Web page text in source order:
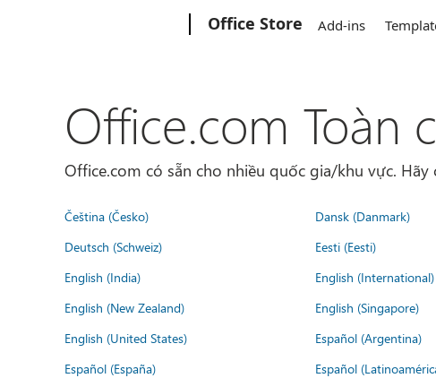
Office Store Add-ins
Office.com Toàn
Office.com có sẵn cho nhiều quốc gia/khu vực.
Čeština (Česko) Dansk (Danmark)
Deutsch (Schweiz)
Eesti (Eesti)
English (India)
English (International)
English (New Zealand)
English (Singapore)
English (United States)
Español (Argentina)
Español (España)
Español